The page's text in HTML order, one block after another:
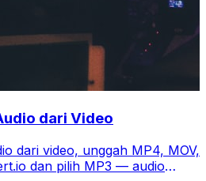
dari Video
dari video, unggah MP4, MOV,
dan pilih MP3 — audio